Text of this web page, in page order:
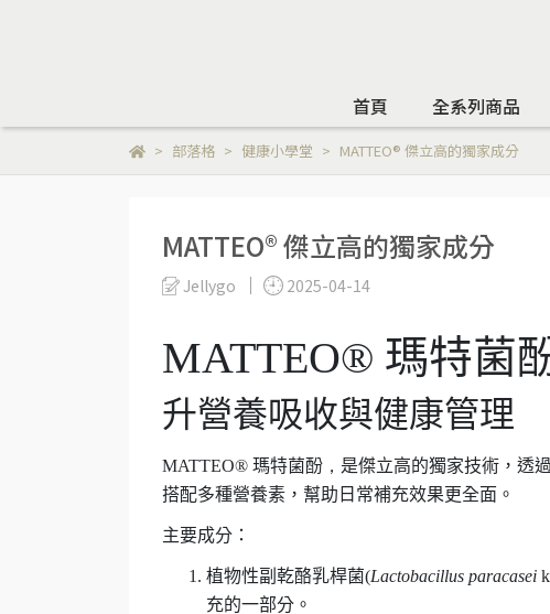
首頁 全系列商品
部落格 健康小學堂 MATTEO® 傑立高的獨家成分
MATTEO® 傑立高的獨家成分
Jellygo 2025-04-14
MATTEO® 瑪特菌
升營養吸收與健康管理
MATTEO® 瑪特菌酚 ， 是傑立高的獨家技術，透
搭配多種營養素，幫助日常補充效果更全面。
主要成分：
植物性副乾酪乳桿菌(Lactobacillus paracasei
充的一部分。